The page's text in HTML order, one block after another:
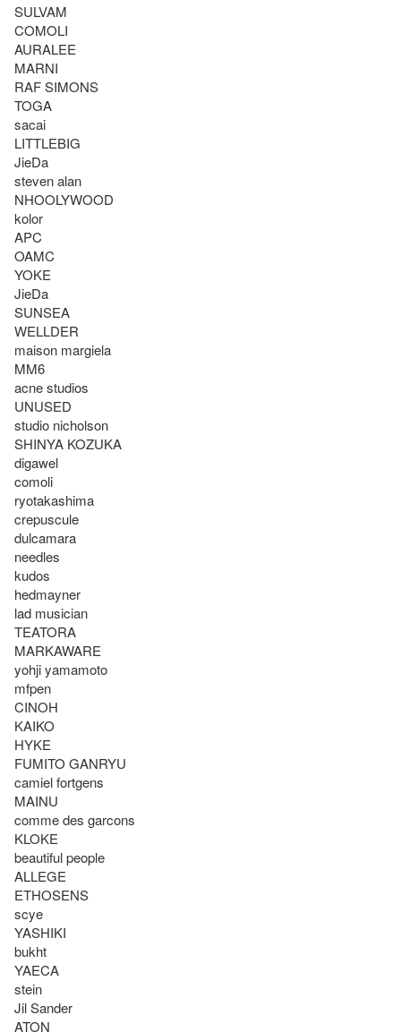
SULVAM
COMOLI
AURALEE
MARNI
RAF SIMONS
TOGA
sacai
LITTLEBIG
JieDa
steven alan
NHOOLYWOOD
kolor
APC
OAMC
YOKE
JieDa
SUNSEA
WELLDER
maison margiela
MM6
acne studios
UNUSED
studio nicholson
SHINYA KOZUKA
digawel
comoli
ryotakashima
crepuscule
dulcamara
needles
kudos
hedmayner
lad musician
TEATORA
MARKAWARE
yohji yamamoto
mfpen
CINOH
KAIKO
HYKE
FUMITO GANRYU
camiel fortgens
MAINU
comme des garcons
KLOKE
beautiful people
ALLEGE
ETHOSENS
scye
YASHIKI
bukht
YAECA
stein
Jil Sander
ATON